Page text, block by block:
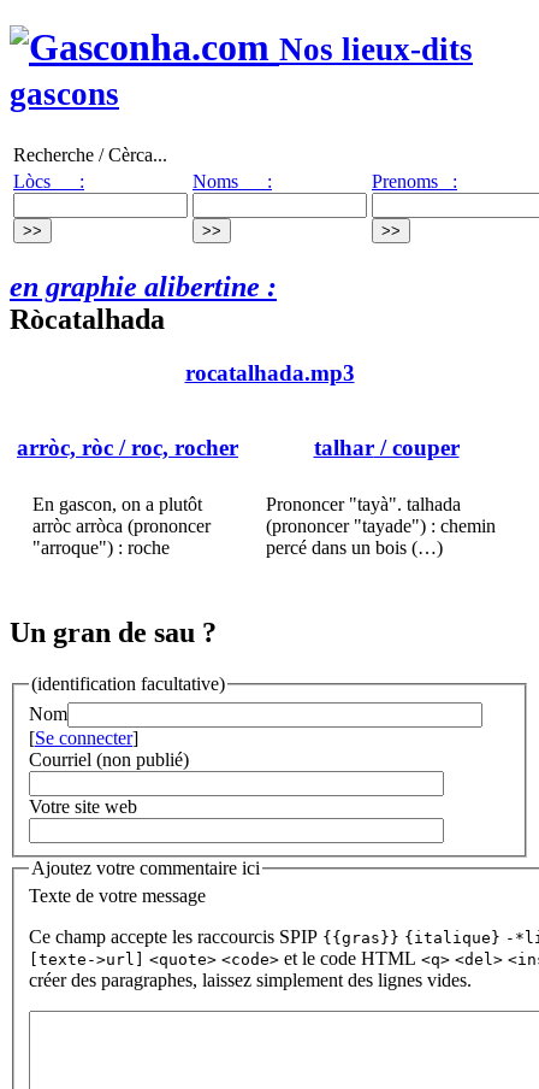
Nos lieux-dits
gascons
Recherche / Cèrca...
Lòcs :
Noms : Prenoms :
en graphie alibertine :
Ròcatalhada
rocatalhada.mp3
arròc, ròc / roc, rocher
En gascon, on a plutôt
arròc arròca (prononcer
"arroque") : roche
talhar/ couper
Prononcer "tayà". talhada
(prononcer "tayade") : chemin
percé dans un bois (…)
Un gran de sau ?
(identification facultative)
Nom
[Se connecter]
Courriel (non publié)
Votre site web
Ajoutez votre commentaire ici
Texte de votre message
Ce champ accepte les raccourcis SPIP {{gras}} {italique} -
[texte->url]
<quote> <code> et le code HTML <q> <del>
créer des paragraphes, laissez simplement des lignes vides.